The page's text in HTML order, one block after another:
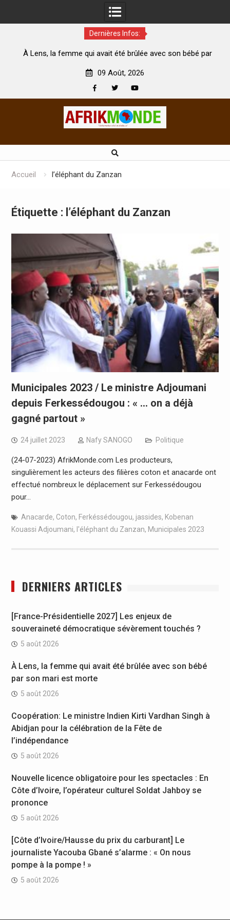
Dernières Infos:
qui avait été brûlée avec son bébé par
Coopération: Le
09 Août, 2026
Accueil l’éléphant du Zanzan
Étiquette : l’éléphant du Zanzan
Municipales 2023 / Le ministre Adjoumani
depuis Ferkessédougou : « … on a déjà
gagné partout »
24 juillet 2023 Nafy SANOGO Politique
(24-07-2023) AfrikMonde.com Les producteurs,
singulièrement les acteurs des filières coton et anacarde ont
effectué nombreux le déplacement sur Ferkessédougou
pour…
Anacarde, Coton, Ferkéssédougou, jassides, Kobenan
Kouassi Adjoumani, l'éléphant du Zanzan, Municipales 2023
DERNIERS ARTICLES
[France-Présidentielle 2027] Les enjeux de
souveraineté démocratique sévèrement touchés ?
5 août 2026
À Lens, la femme qui avait été brûlée avec son bébé
par son mari est morte
5 août 2026
Coopération: Le ministre Indien Kirti Vardhan Singh à
Abidjan pour la célébration de la Fête de
l’indépendance
5 août 2026
Nouvelle licence obligatoire pour les spectacles : En
Côte d’Ivoire, l’opérateur culturel Soldat Jahboy se
prononce
5 août 2026
[Côte d’Ivoire/Hausse du prix du carburant] Le
journaliste Yacouba Gbané s’alarme : « On nous
pompe à la pompe ! »
5 août 2026